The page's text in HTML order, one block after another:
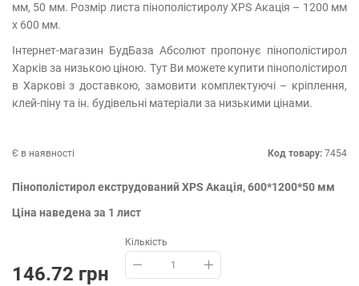
мм, 50 мм. Розмір листа пінополістиролу XPS Акація – 1200 мм
х 600 мм.
Інтернет-магазин БудБаза Абсолют пропонує пінополістирол
Харків за низькою ціною. Тут Ви можете купити пінополістирол
в Харкові з доставкою, замовити комплектуючі – кріплення,
клей-піну та ін. будівельні матеріали за низькими цінами.
Є в наявності Код товару: 7454
Пінополістирол екструдований XPS Акація, 600*1200*50 мм
Ціна наведена за 1 лист
146.72 грн
Кількість